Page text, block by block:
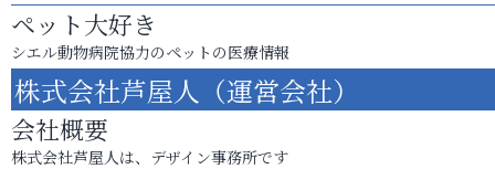
ペット大好き
シエル動物病院協力のペットの医療情報
株式会社芦屋人（運営会社）
会社概要
株式会社芦屋人は、デザイン事務所です